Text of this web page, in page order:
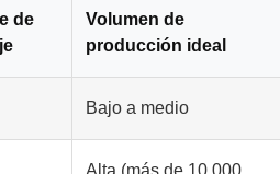
de
Volumen de
producción ideal
Bajo a medio
Alta (más de 10.000